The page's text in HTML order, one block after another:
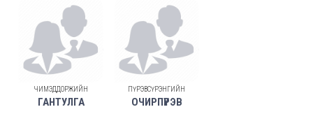
ЧИМЭДДОРЖИЙН
ГАНТУЛГА
ПҮРЭВСҮРЭНГИЙН
ОЧИРПҮРЭВ